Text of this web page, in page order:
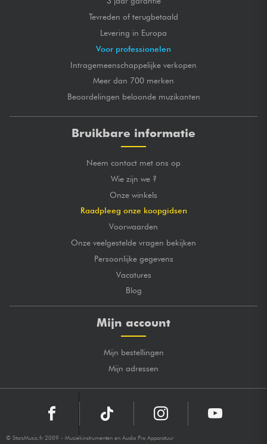
Tevreden of terugbetaald
Levering in Europa
Voor professionelen
Intragemeenschappelijke verkopen
Meer dan 700 merken
Beoordelingen beloonde muzikanten
Bruikbare informatie
Neem contact met ons op
Wie zijn we ?
Onze winkels
Raadpleeg onze koopgidsen
Voorwaarden
Onze veelgestelde vragen bekijken
Persoonlijke gegevens
Vacatures
Blog
Mijn account
Mijn bestellingen
Mijn adressen
© StarsMusic.fr 2009 - Muziekinstrumenten en Audio Pro Apparatuur